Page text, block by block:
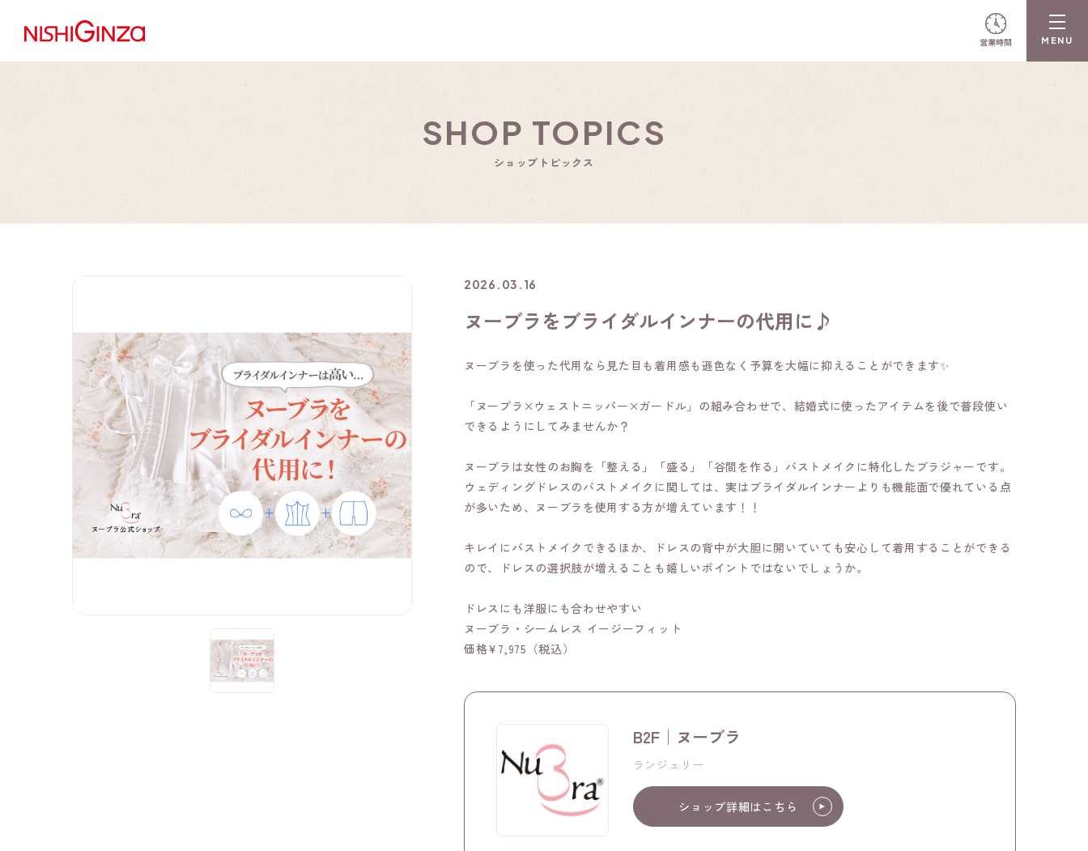
営業時間
SHOP TOPICS
ショップトピックス
2026.03.16
ヌーブラをブライダルインナーの代用に♪
ヌーブラを使った代用なら見た目も着用感も遜色なく予算を大幅に抑えることができます✨
「ヌーブラ×ウェストニッパー×ガードル」の組み合わせで、結婚式に使ったアイテムを後で普段使い
できるようにしてみませんか？
ヌーブラは女性のお胸を「整える」「盛る」「谷間を作る」バストメイクに特化したブラジャーです。
ウェディングドレスのバストメイクに関しては、実はブライダルインナーよりも機能面で優れている点
が多いため、ヌーブラを使用する方が増えています！！
キレイにバストメイクできるほか、ドレスの背中が大胆に開いていても安心して着用することができる
ので、ドレスの選択肢が増えることも嬉しいポイントではないでしょうか。
ドレスにも洋服にも合わせやすい
ヌーブラ・シームレス イージーフィット
価格¥7,975（税込）
B2F│ヌーブラ
ランジェリー
ショップ詳細はこちら